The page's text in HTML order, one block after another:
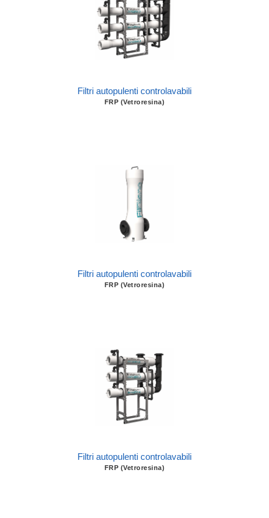
Filtri autopulenti controlavabili
FRP (Vetroresina)
Filtri autopulenti controlavabili
FRP (Vetroresina)
Filtri autopulenti controlavabili
FRP (Vetroresina)